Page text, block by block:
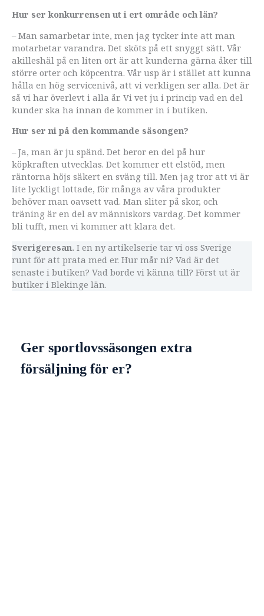
Hur ser konkurrensen ut i ert område och län?
– Man samarbetar inte, men jag tycker inte att man
motarbetar varandra. Det sköts på ett snyggt sätt. Vår
akilleshäl på en liten ort är att kunderna gärna åker till
större orter och köpcentra. Vår usp är i stället att kunna
hålla en hög servicenivå, att vi verkligen ser alla. Det är
så vi har överlevt i alla år. Vi vet ju i princip vad en del
kunder ska ha innan de kommer in i butiken.
Hur ser ni på den kommande säsongen?
– Ja, man är ju spänd. Det beror en del på hur
köpkraften utvecklas. Det kommer ett elstöd, men
räntorna höjs säkert en sväng till. Men jag tror att vi är
lite lyckligt lottade, för många av våra produkter
behöver man oavsett vad. Man sliter på skor, och
träning är en del av människors vardag. Det kommer
bli tufft, men vi kommer att klara det.
Sverigeresan. I en ny artikelserie tar vi oss Sverige
runt för att prata med er. Hur mår ni? Vad är det
senaste i butiken? Vad borde vi känna till? Först ut är
butiker i Blekinge län.